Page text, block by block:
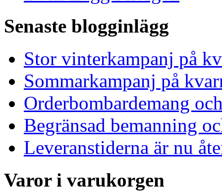
Senaste blogginlägg
Stor vinterkampanj på
Sommarkampanj på
Orderbombardemang
Begränsad bemanning
Leveranstiderna är nu
Varor i varukorgen